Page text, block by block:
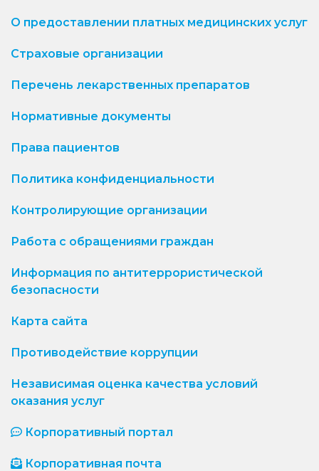
О предоставлении платных медицинских услуг
Страховые организации
Перечень лекарственных препаратов
Нормативные документы
Права пациентов
Политика конфиденциальности
Контролирующие организации
Работа с обращениями граждан
Информация по антитеррористической
безопасности
Карта сайта
Противодействие коррупции
Независимая оценка качества условий
оказания услуг
Корпоративный портал
Корпоративная почта